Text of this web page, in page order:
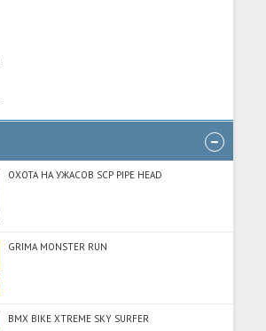
ОХОТА НА УЖАСОВ SCP PIPE HEAD
GRIMA MONSTER RUN
BMX BIKE XTREME SKY SURFER